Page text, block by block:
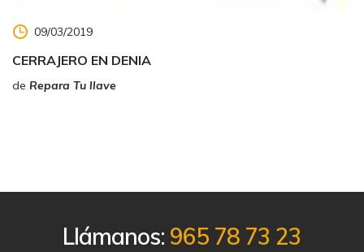
09/03/2019
CERRAJERO EN DENIA
de Repara Tu llave
Llámanos: 965 78 73 23